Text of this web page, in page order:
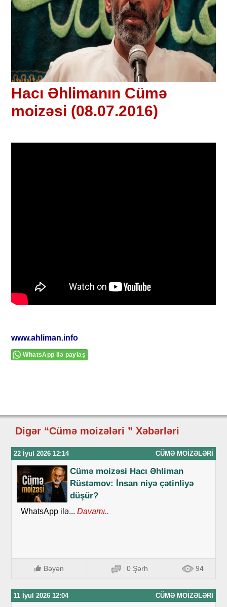
Hacı Əhlimanın Cümə
moizəsi (08.07.2016)
www.ahliman.info
WhatsApp ilə paylaş
Digər “Cümə moizələri ” Xəbərləri
22 İyul 2026 12:14 CÜMƏ MOIZƏLƏRI
Cümə moizəsi Hacı Əhliman
Rüstəmov: İnsan niyə çətinliyə
düşür?
WhatsApp ilə... Davamı..
Bəyən 0 Şərh 94
11 İyul 2026 12:04 CÜMƏ MOIZƏLƏRI